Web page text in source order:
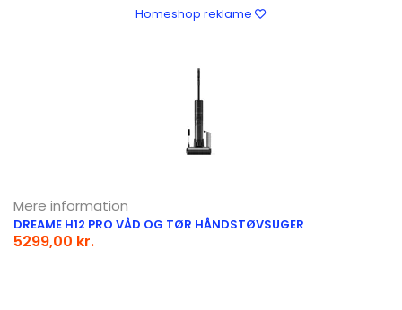
Homeshop reklame
Mere information
DREAME H12 PRO VÅD OG TØR HÅNDSTØVSUGER
5299,00 kr.